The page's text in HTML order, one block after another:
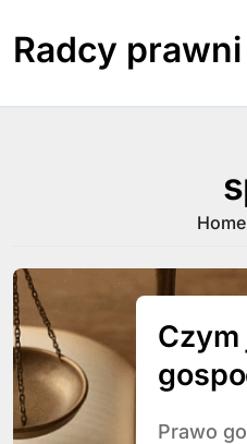
content
Radcy prawni
Home
Prawo gospodarcze